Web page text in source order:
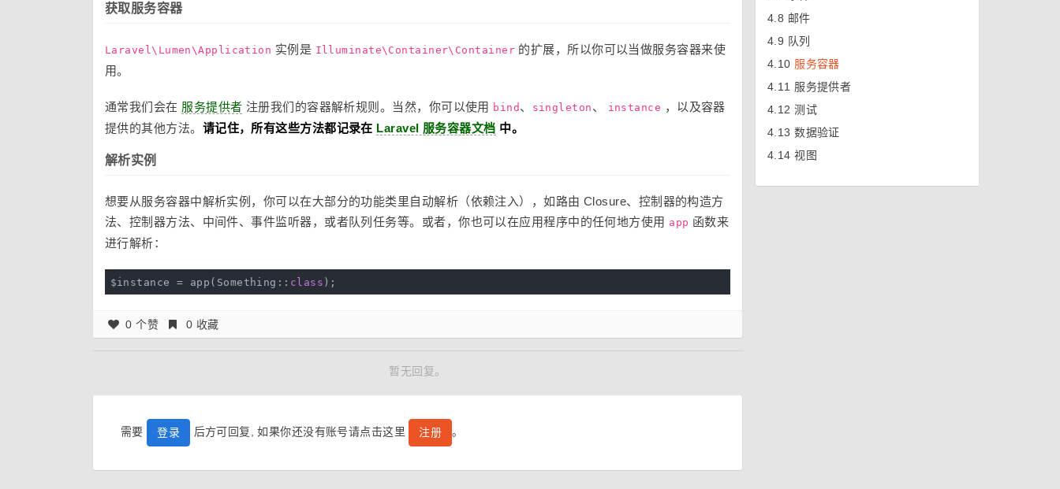
获取服务容器
Laravel\Lumen\Application 实例是 Illuminate\Container\Container 的扩展，所以你可以当做服务容器来使
用。
通常我们会在 服务提供者 注册我们的容器解析规则。当然，你可以使用 bind 、 singleton 、 instance ，以及容器
提供的其他方法。 请记住，所有这些方法都记录在 Laravel 服务容器文档 中。
解析实例
想要从服务容器中解析实例，你可以在大部分的功能类里自动解析（依赖注入），如路由 Closure、控制器的构造方
法、控制器方法、中间件、事件监听器，或者队列任务等。或者，你也可以在应用程序中的任何地方使用 app 函数来
进行解析：
$instance = app(Something:: class );
0 个赞 0 收藏
暂无回复。
需要 登录 后方可回复, 如果你还没有账号请点击这里 注册 。
4.8 邮件
4.9 队列
4.10 服务容器
4.11 服务提供者
4.12 测试
4.13 数据验证
4.14 视图